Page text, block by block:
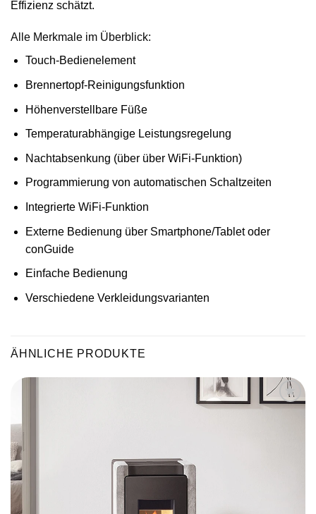
Effizienz schätzt.
Alle Merkmale im Überblick:
Touch-Bedienelement
Brennertopf-Reinigungsfunktion
Höhenverstellbare Füße
Temperaturabhängige Leistungsregelung
Nachtabsenkung (über über WiFi-Funktion)
Programmierung von automatischen Schaltzeiten
Integrierte WiFi-Funktion
Externe Bedienung über Smartphone/Tablet oder
conGuide
Einfache Bedienung
Verschiedene Verkleidungsvarianten
ÄHNLICHE PRODUKTE